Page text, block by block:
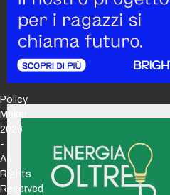
Policy
Maker
2026
-
All
Rights
Reserved